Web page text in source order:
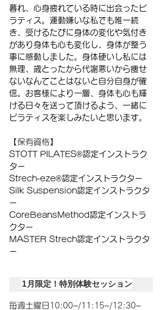
暮れ、心身疲れている時に出会ったピ
ラティス。運動嫌いな私でも唯一続
き、受けるたびに身体の変化や気付き
があり身体も心も変化し、身体が整う
事に感動しました。身体硬いし私には
無理、歳とったから代謝悪いから痩せ
ないなんてことはないと自分自身が確
信。お客様により一層、身体も心も輝
ける日々を送って頂けるよう、一緒に
ピラティスを楽しみたいと思います。
【保有資格】
STOTT PILATES®️認定インストラク
ター
Strech-eze®️認定インストラクター
Silk Suspension認定インストラクタ
ー
CoreBeansMethod認定インストラ
クター
MASTER Strech認定インストラクタ
ー
1月限定！特別体験セッション
毎週土曜日10:00~/11:15~/12:30~